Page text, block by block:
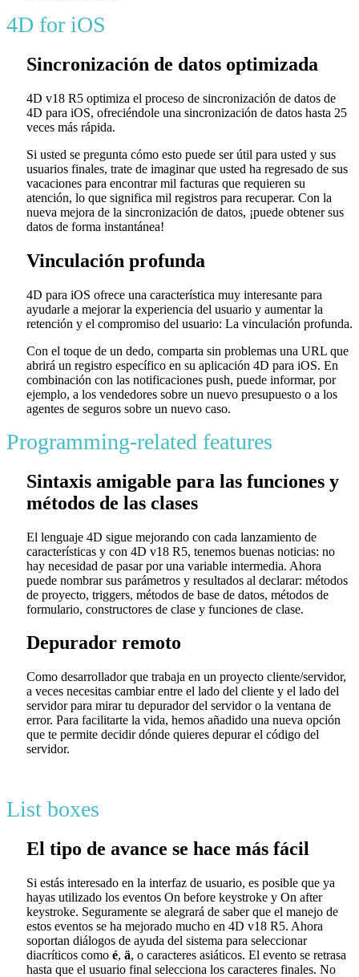
4D for iOS
Sincronización de datos optimizada
4D v18 R5 optimiza el proceso de sincronización de datos de
4D para iOS, ofreciéndole una sincronización de datos hasta 25
veces más rápida.
Si usted se pregunta cómo esto puede ser útil para usted y sus
usuarios finales, trate de imaginar que usted ha regresado de sus
vacaciones para encontrar mil facturas que requieren su
atención, lo que significa mil registros para recuperar. Con la
nueva mejora de la sincronización de datos, ¡puede obtener sus
datos de forma instantánea!
Vinculación profunda
4D para iOS ofrece una característica muy interesante para
ayudarle a mejorar la experiencia del usuario y aumentar la
retención y el compromiso del usuario: La vinculación profunda.
Con el toque de un dedo, comparta sin problemas una URL que
abrirá un registro específico en su aplicación 4D para iOS. En
combinación con las notificaciones push, puede informar, por
ejemplo, a los vendedores sobre un nuevo presupuesto o a los
agentes de seguros sobre un nuevo caso.
Programming-related features
Sintaxis amigable para las funciones y
métodos de las clases
El lenguaje 4D sigue mejorando con cada lanzamiento de
características y con 4D v18 R5, tenemos buenas noticias: no
hay necesidad de pasar por una variable intermedia. Ahora
puede nombrar sus parámetros y resultados al declarar: métodos
de proyecto, triggers, métodos de base de datos, métodos de
formulario, constructores de clase y funciones de clase.
Depurador remoto
Como desarrollador que trabaja en un proyecto cliente/servidor,
a veces necesitas cambiar entre el lado del cliente y el lado del
servidor para mirar tu depurador del servidor o la ventana de
error. Para facilitarte la vida, hemos añadido una nueva opción
que te permite decidir dónde quieres depurar el código del
servidor.
List boxes
El tipo de avance se hace más fácil
Si estás interesado en la interfaz de usuario, es posible que ya
hayas utilizado los eventos On before keystroke y On after
keystroke. Seguramente se alegrará de saber que el manejo de
estos eventos se ha mejorado mucho en 4D v18 R5. Ahora
soportan diálogos de ayuda del sistema para seleccionar
diacríticos como é, ä, o caracteres asiáticos. El evento se retrasa
hasta que el usuario final selecciona los caracteres finales. No